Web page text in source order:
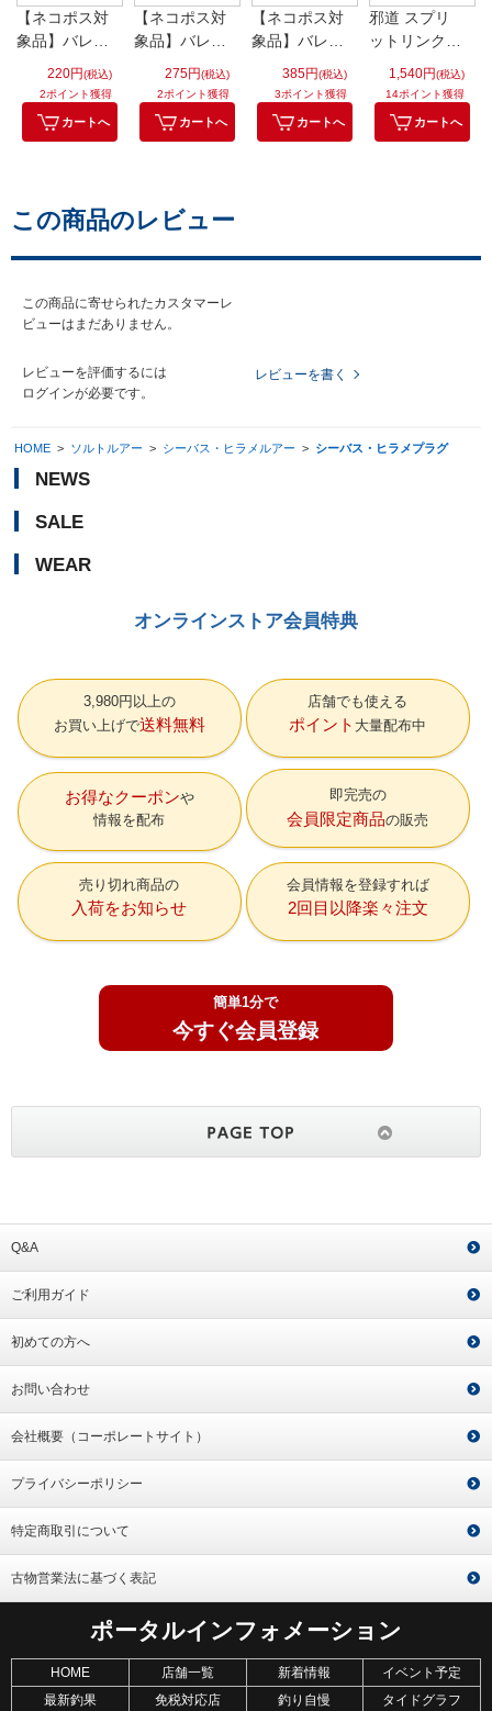
【ネコポス対
象品】バレー
ヒル クイッ
クスナップ
#2(40lb)【即
日発送】
220円(税込)
2ポイント獲得
カートへ
【ネコポス対
象品】バレー
ヒル スプリ
ットリング
EX #2(40lb)
275円(税込)
2ポイント獲得
カートへ
【ネコポス対
象品】バレー
ヒル クロス
ロックスナッ
プ #2 60lb
385円(税込)
3ポイント獲得
カートへ
邪道 スプリ
ットリンクプ
ライヤー M
BK
1,540円(税込)
14ポイント獲得
カートへ
この商品のレビュー
この商品に寄せられたカスタマーレ
ビューはまだありません。
レビューを評価するには
ログインが必要です。
レビューを書く
HOME > ソルトルアー > シーバス・ヒラメルアー > シーバス・ヒラメプラグ
NEWS
SALE
WEAR
オンラインストア会員特典
3,980円以上の
お買い上げで送料無料
店舗でも使える
ポイント 大量配布中
お得なクーポン
情報を配布
即完売の
会員限定商品の販売
売り切れ商品の
入荷をお知らせ
会員情報を登録すれば
2回目以降楽々注文
簡単1分で
今すぐ会員登録
Q&A
ご利用ガイド
初めての方へ
お問い合わせ
会社概要（コーポレートサイト）
プライバシーポリシー
特定商取引について
古物営業法に基づく表記
ポータルインフォメーション
HOME 店舗一覧 新着情報
イベント予定
最新釣果
免税対応店 釣り自慢 タイドグラフ